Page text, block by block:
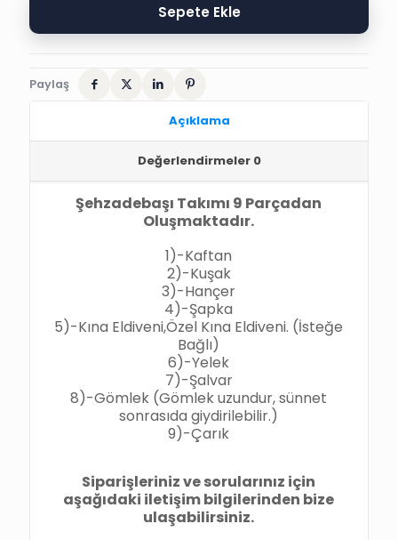
SÜNNET
Sepete Ekle
Paylaş
Açıklama
Değerlendirmeler 0
Şehzadebaşı Takımı 9 Parçadan
Oluşmaktadır.
1)-Kaftan
2)-Kuşak
3)-Hançer
4)-Şapka
5)-Kına Eldiveni,Özel Kına Eldiveni. (İsteğe
Bağlı)
6)-Yelek
7)-Şalvar
8)-Gömlek (Gömlek uzundur, sünnet
sonrasıda giydirilebilir.)
9)-Çarık
Siparişleriniz ve sorularınız için
aşağıdaki iletişim bilgilerinden bize
ulaşabilirsiniz.